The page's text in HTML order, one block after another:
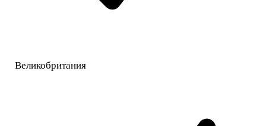
Великобритания